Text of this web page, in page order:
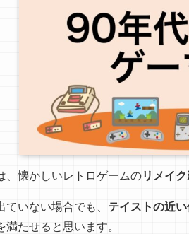
、懐かしいレトロゲームのリメイ
ていない場合でも、 テイストの近
満たせると思います。